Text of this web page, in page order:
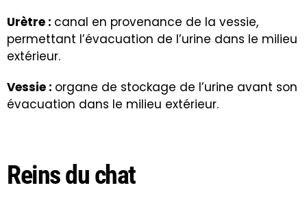
Urètre : canal en provenance de la vessie,
permettant l’évacuation de l’urine dans le milieu
extérieur.
Vessie : organe de stockage de l’urine avant son
évacuation dans le milieu extérieur.
Reins du chat